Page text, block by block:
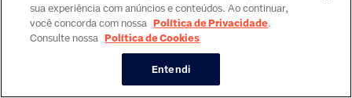
sua experiência com anúncios e conteúdos. Ao continuar,
você concorda com nossa Política de Privacidade.
Consulte nossa Política de Cookies
Entendi